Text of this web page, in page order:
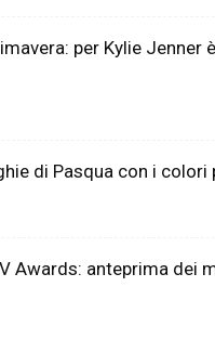
per Kylie Jenner
di Pasqua con i colori
Awards: anteprima dei